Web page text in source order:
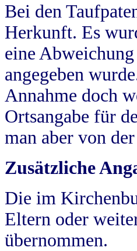
Bei den
Herkunft. Es
eine
angegeben
Annahme doch
Ortsangabe für
man aber von
Zusätzliche
Die im
Eltern oder
übernommen.